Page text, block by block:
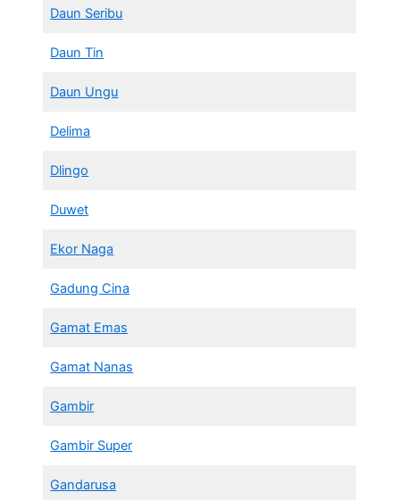
Daun Seribu
Daun Tin
Daun Ungu
Delima
Dlingo
Duwet
Ekor Naga
Gadung Cina
Gamat Emas
Gamat Nanas
Gambir
Gambir Super
Gandarusa